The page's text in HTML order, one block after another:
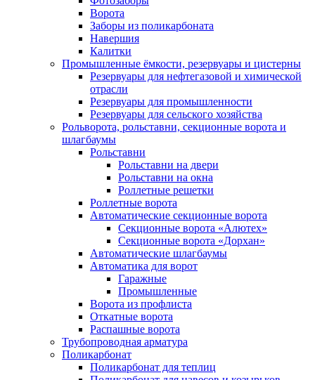
Ворота
Заборы из поликарбоната
Навершия
Калитки
Промышленные ёмкости, резервуары и цистерны
Резервуары для нефтегазовой и химической
отрасли
Резервуары для промышленности
Резервуары для сельского хозяйства
Рольворота, рольставни, секционные ворота и
шлагбаумы
Рольставни
Рольставни на двери
Рольставни на окна
Роллетные решетки
Роллетные ворота
Автоматические секционные ворота
Секционные ворота «Алютех»
Секционные ворота «Дорхан»
Автоматические шлагбаумы
Автоматика для ворот
Гаражные
Промышленные
Ворота из профлиста
Откатные ворота
Распашные ворота
Трубопроводная арматура
Поликарбонат
Поликарбонат для теплиц